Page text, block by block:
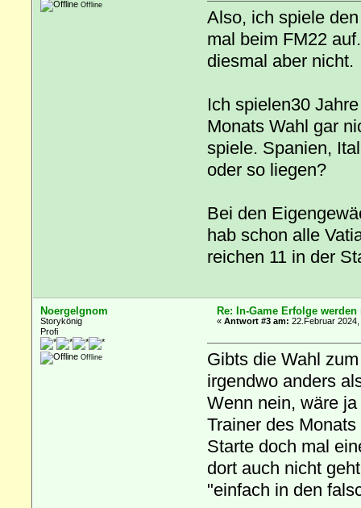
Offline
Also, ich spiele
mal beim FM22
diesmal aber nicht.
Ich spielen30
Monats Wahl gar
spiele. Spanien,
oder so liegen?
Bei den
hab schon alle
reichen 11 in der
Noergelgnom
Storykönig
Profi
Offline
Re: In-Game Erfolge
«Antwort #3 am: 22.Februar
Gibts die Wahl
irgendwo anders
Wenn nein, wäre
Trainer des
Starte doch mal
dort auch nicht
"einfach in den